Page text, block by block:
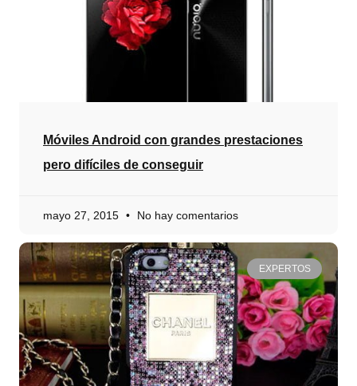
Móviles Android con grandes prestaciones
pero difíciles de conseguir
mayo 27, 2015 No hay comentarios
EXPERTOS